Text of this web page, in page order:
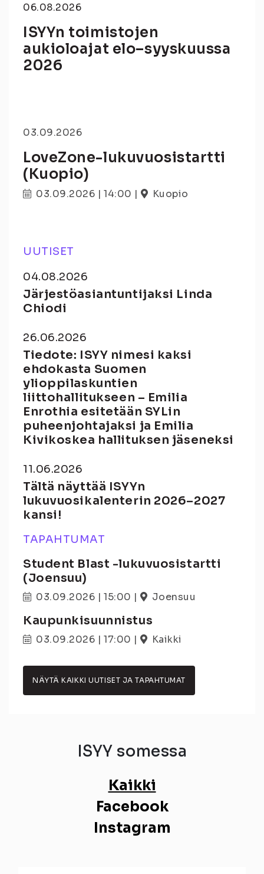
06.08.2026
ISYYn toimistojen
aukioloajat elo–syyskuussa
2026
03.09.2026
LoveZone-lukuvuosistartti
(Kuopio)
03.09.2026 | 14:00 | Kuopio
UUTISET
04.08.2026
Järjestöasiantuntijaksi Linda
Chiodi
26.06.2026
Tiedote: ISYY nimesi kaksi
ehdokasta Suomen
ylioppilaskuntien
liittohallitukseen – Emilia
Enrothia esitetään SYLin
puheenjohtajaksi ja Emilia
Kivikoskea hallituksen jäseneksi
11.06.2026
Tältä näyttää ISYYn
lukuvuosikalenterin 2026–2027
kansi!
TAPAHTUMAT
Student Blast -lukuvuosistartti
(Joensuu)
03.09.2026 | 15:00 | Joensuu
Kaupunkisuunnistus
03.09.2026 | 17:00 | Kaikki
NÄYTÄ KAIKKI UUTISET JA TAPAHTUMAT
ISYY somessa
Kaikki
Facebook
Instagram